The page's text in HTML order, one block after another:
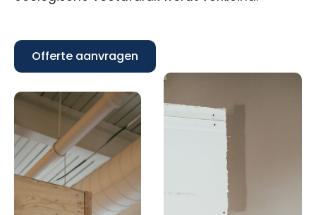
Offerte aanvragen